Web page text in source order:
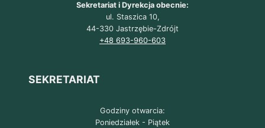
Sekretariat i Dyrekcja obecnie:
ul. Staszica 10,
44-330 Jastrzębie-Zdrójt
+48 693-960-603
SEKRETARIAT
Godziny otwarcia:
Poniedziałek - Piątek